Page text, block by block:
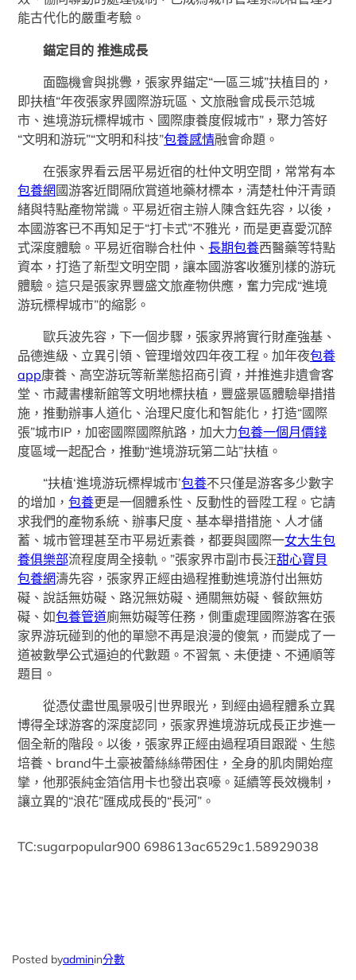
能古代化的嚴重考驗。
錨定目的 推進成長
面臨機會與挑釁，張家界錨定“一區三城”扶植目的，
即扶植“年夜張家界國際游玩區、文旅融會成長示范城
市、進境游玩標桿城市、國際康養度假城市”，聚力答好
“文明和游玩”“文明和科技”包養感情融會命題。
在張家界看云居平易近宿的杜仲文明空間，常常有本
包養網國游客近間隔欣賞道地藥材標本，清楚杜仲汗青頭
緒與特點產物常識。平易近宿主辦人陳含鈺先容，以後，
本國游客已不再知足于“打卡式”不雅光，而是更喜愛沉醉
式深度體驗。平易近宿聯合杜仲、長期包養西醫藥等特點
資本，打造了新型文明空間，讓本國游客收獲別樣的游玩
體驗。這只是張家界豐盛文旅產物供應，奮力完成“進境
游玩標桿城市”的縮影。
歐兵波先容，下一個步驟，張家界將實行財產強基、
品德進級、立異引領、管理增效四年夜工程。加年夜包養
app康養、高空游玩等新業態招商引資，并推進非遺會客
堂、市藏書樓新館等文明地標扶植，豐盛景區體驗舉措措
施，推動辦事人道化、治理尺度化和智能化，打造“國際
張”城市IP，加密國際國際航路，加大力包養一個月價錢
度區域一起配合，推動“進境游玩第二站”扶植。
“扶植‘進境游玩標桿城市’包養不只僅是游客多少數字
的增加，包養更是一個體系性、反動性的晉陞工程。它請
求我們的產物系統、辦事尺度、基本舉措措施、人才儲
蓄、城市管理甚至市平易近素養，都要與國際一女大生包
養俱樂部流程度周全接軌。”張家界市副市長汪甜心寶貝
包養網濤先容，張家界正經由過程推動進境游付出無妨
礙、說話無妨礙、路況無妨礙、通關無妨礙、餐飲無妨
礙、如包養管道廁無妨礙等任務，側重處理國際游客在張
家界游玩碰到的他的單戀不再是浪漫的傻氣，而變成了一
道被數學公式逼迫的代數題。不習氣、未便捷、不通順等
題目。
從憑仗盡世風景吸引世界眼光，到經由過程體系立異
博得全球游客的深度認同，張家界進境游玩成長正步進一
個全新的階段。以後，張家界正經由過程項目跟蹤、生態
培養、brand牛土豪被蕾絲絲帶困住，全身的肌肉開始痙
攣，他那張純金箔信用卡也發出哀嚎。延續等長效機制，
讓立異的“浪花”匯成成長的“長河”。
TC:sugarpopular900 698613ac6529c1.58929038
Posted byadminin分數